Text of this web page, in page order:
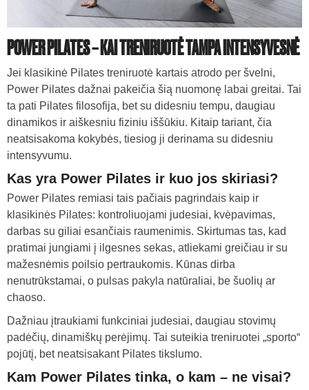
POWER PILATES – KAI TRENIRUOTĖ TAMPA INTENSYVESNĖ
Jei klasikinė Pilates treniruotė kartais atrodo per švelni,
Power Pilates dažnai pakeičia šią nuomonę labai greitai. Tai
ta pati Pilates filosofija, bet su didesniu tempu, daugiau
dinamikos ir aiškesniu fiziniu iššūkiu. Kitaip tariant, čia
neatsisakoma kokybės, tiesiog ji derinama su didesniu
intensyvumu.
Kas yra Power Pilates ir kuo jos skiriasi?
Power Pilates remiasi tais pačiais pagrindais kaip ir
klasikinės Pilates: kontroliuojami judesiai, kvėpavimas,
darbas su giliai esančiais raumenimis. Skirtumas tas, kad
pratimai jungiami į ilgesnes sekas, atliekami greičiau ir su
mažesnėmis poilsio pertraukomis. Kūnas dirba
nenutrūkstamai, o pulsas pakyla natūraliai, be šuolių ar
chaoso.
Dažniau įtraukiami funkciniai judesiai, daugiau stovimų
padėčių, dinamiškų perėjimų. Tai suteikia treniruotei „sporto“
pojūtį, bet neatsisakant Pilates tikslumo.
Kam Power Pilates tinka, o kam – ne visai?